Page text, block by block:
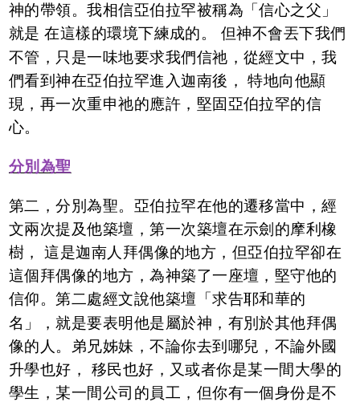
神的帶領。我相信亞伯拉罕被稱為「信心之父」
就是 在這樣的環境下練成的。 但神不會丟下我們
不管，只是一味地要求我們信祂，從經文中，我
們看到神在亞伯拉罕進入迦南後， 特地向他顯
現，再一次重申祂的應許，堅固亞伯拉罕的信
心。
分別為聖
第二，分別為聖。亞伯拉罕在他的遷移當中，經
文兩次提及他築壇，第一次築壇在示劍的摩利橡
樹， 這是迦南人拜偶像的地方，但亞伯拉罕卻在
這個拜偶像的地方，為神築了一座壇，堅守他的
信仰。第二處經文說他築壇「求告耶和華的
名」，就是要表明他是屬於神，有別於其他拜偶
像的人。弟兄姊妹，不論你去到哪兒，不論外國
升學也好， 移民也好，又或者你是某一間大學的
學生，某一間公司的員工，但你有一個身份是不